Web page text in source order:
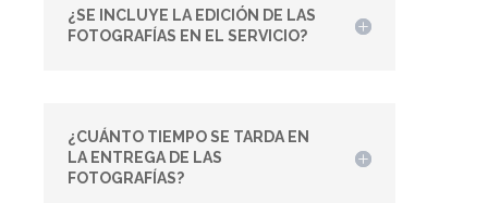
¿SE INCLUYE LA EDICIÓN DE LAS
FOTOGRAFÍAS EN EL SERVICIO?
¿CUÁNTO TIEMPO SE TARDA EN
LA ENTREGA DE LAS
FOTOGRAFÍAS?